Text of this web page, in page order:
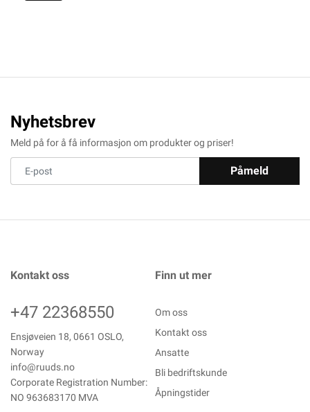
Nyhetsbrev
Meld på for å få informasjon om produkter og priser!
Påmeld
Kontakt oss
+47 22368550
Ensjøveien 18, 0661 OSLO,
Norway
info@ruuds.no
Corporate Registration Number:
NO 963683170 MVA
Finn ut mer
Om oss
Kontakt oss
Ansatte
Bli bedriftskunde
Åpningstider